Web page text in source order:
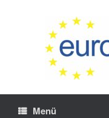
Menü